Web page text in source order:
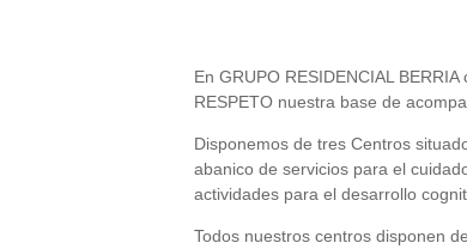
En GRUPO RESIDENCIAL
RESPETO nuestra base de
Disponemos de tres Centros
abanico de servicios para el
actividades para el desarrollo
Todos nuestros centros disponen